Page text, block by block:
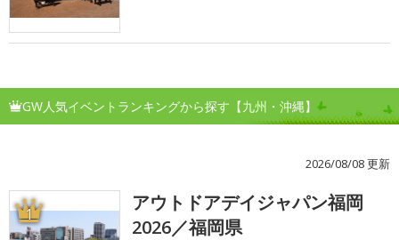
GW人気イベントランキングから探す【九州・沖縄】
2026/08/08 更新
1
アウトドアデイジャパン福岡
2026／福岡県